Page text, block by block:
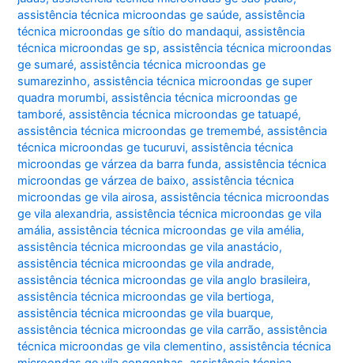
assistência técnica microondas ge saúde,assistência
técnica microondas ge sítio do mandaqui,assistência
técnica microondas ge sp,assistência técnica microondas
ge sumaré,assistência técnica microondas ge
sumarezinho,assistência técnica microondas ge super
quadra morumbi,assistência técnica microondas ge
tamboré,assistência técnica microondas ge tatuapé,
assistência técnica microondas ge tremembé,assistência
técnica microondas ge tucuruvi,assistência técnica
microondas ge várzea da barra funda,assistência técnica
microondas ge várzea de baixo,assistência técnica
microondas ge vila airosa,assistência técnica microondas
ge vila alexandria,assistência técnica microondas ge vila
amália,assistência técnica microondas ge vila amélia,
assistência técnica microondas ge vila anastácio,
assistência técnica microondas ge vila andrade,
assistência técnica microondas ge vila anglo brasileira,
assistência técnica microondas ge vila bertioga,
assistência técnica microondas ge vila buarque,
assistência técnica microondas ge vila carrão,assistência
técnica microondas ge vila clementino,assistência técnica